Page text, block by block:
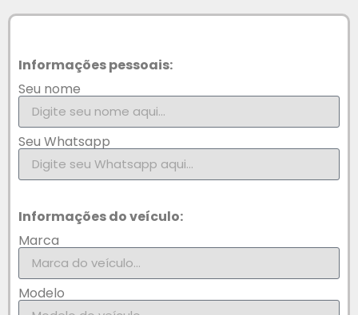
Informações pessoais:
Seu nome
Seu Whatsapp
Informações do veículo:
Marca
Modelo